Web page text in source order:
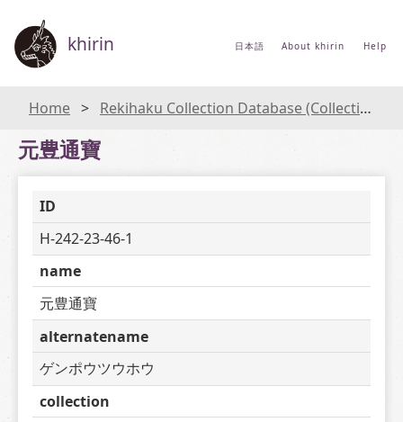
khirin 日本語 About khirin Help
Home Rekihaku Collection Database (Collections Database of the National Museum of Japanese History)
元豊通寶
ID
H-242-23-46-1
name
元豊通寶
alternatename
ゲンポウツウホウ
collection